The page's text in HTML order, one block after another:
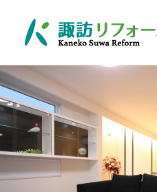
施工例
リフォームの流れ
お客さまに選ばれる理由
耐震診断